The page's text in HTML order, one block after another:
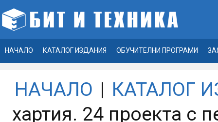
НАЧАЛО КАТАЛОГ ИЗДАНИЯ ОБУЧИТЕЛНИ ПРОГРАМИ
НАЧАЛО | КАТАЛОГ
хартия. 24 проекта с